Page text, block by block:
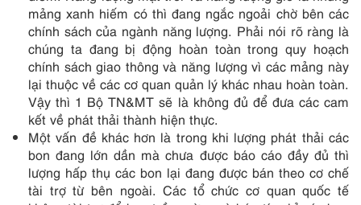
mảng xanh hiếm có thì đang ngắc ngoải chờ bên các
chính sách của ngành năng lượng. Phải nói rõ ràng là
chúng ta đang bị động hoàn toàn trong quy hoạch
chính sách giao thông và năng lượng vì các mảng này
lại thuộc về các cơ quan quản lý khác nhau hoàn toàn.
Vậy thì 1 Bộ TN&MT sẽ là không đủ để đưa các cam
kết về phát thải thành hiện thực.
Một vấn đề khác hơn là trong khi lượng phát thải các
bon đang lớn dần mà chưa được báo cáo đầy đủ thì
lượng hấp thụ các bon lại đang được bán theo cơ chế
tài trợ từ bên ngoài. Các tổ chức cơ quan quốc tế